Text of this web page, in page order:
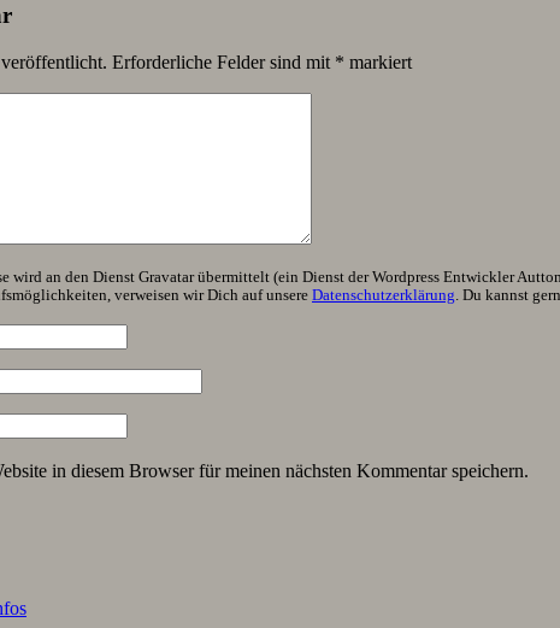
Erforderliche Felder sind mit * markiert
wird an den Dienst Gravatar übermittelt (ein Dienst der Wordpress Entwickler
verweisen wir Dich auf unsere Datenschutzerklärung. Du kannst
in diesem Browser für meinen nächsten Kommentar speichern.